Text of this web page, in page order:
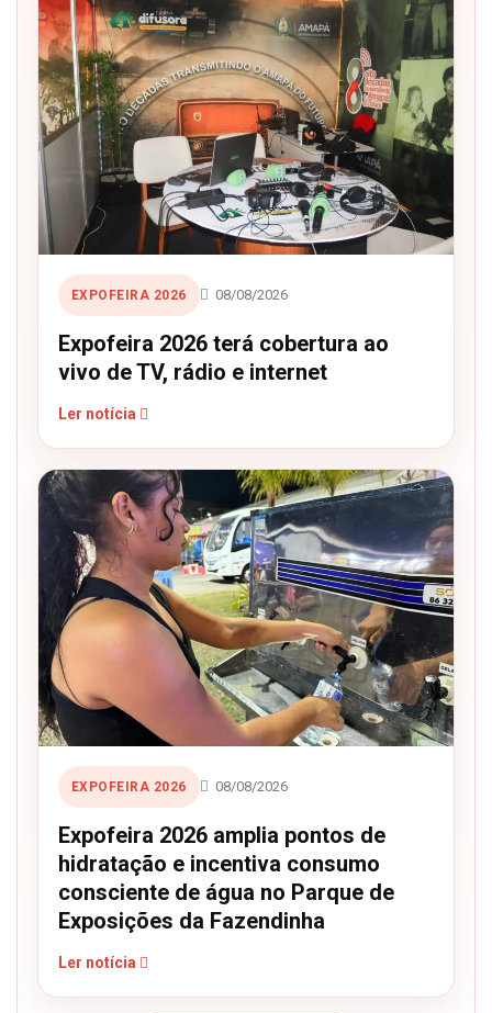
EXPOFEIRA 2026 08/08/2026
Expofeira 2026 terá cobertura ao
vivo de TV, rádio e internet
Ler notícia
EXPOFEIRA 2026 08/08/2026
Expofeira 2026 amplia pontos de
hidratação e incentiva consumo
consciente de água no Parque de
Exposições da Fazendinha
Ler notícia